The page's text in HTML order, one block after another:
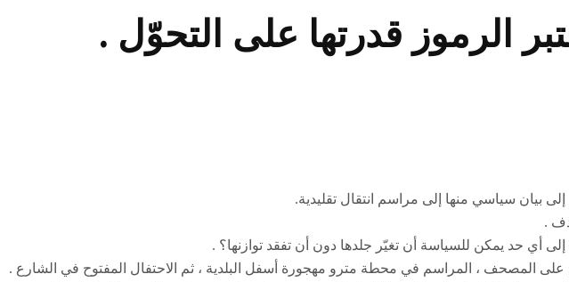
الرموز قدرتها على التحوّل .
بيان سياسي منها إلى مراسم انتقال تقليدية.
.
أي حد يمكن للسياسة أن تغيّر جلدها دون أن تفقد توازنها؟ .
على المصحف ، المراسم في محطة مترو مهجورة أسفل البلدية ، ثم الاحتفال المفتوح في الشارع .